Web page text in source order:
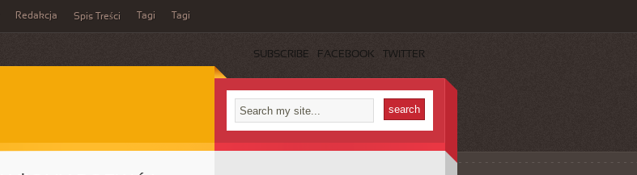
Redakcja Spis Treści Tagi Tagi
SUBSCRIBE FACEBOOK TWITTER